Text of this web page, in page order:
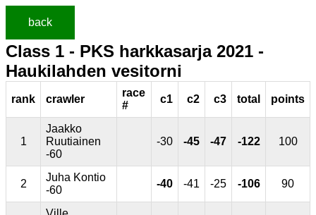
back
Class 1 - PKS harkkasarja 2021 -
Haukilahden vesitorni
rank crawler
race
#
c1 c2 c3 total points
1
Jaakko
Ruutiainen
-60
-30 -45 -47 -122 100
2
Juha Kontio
-60
-40 -41 -25 -106 90